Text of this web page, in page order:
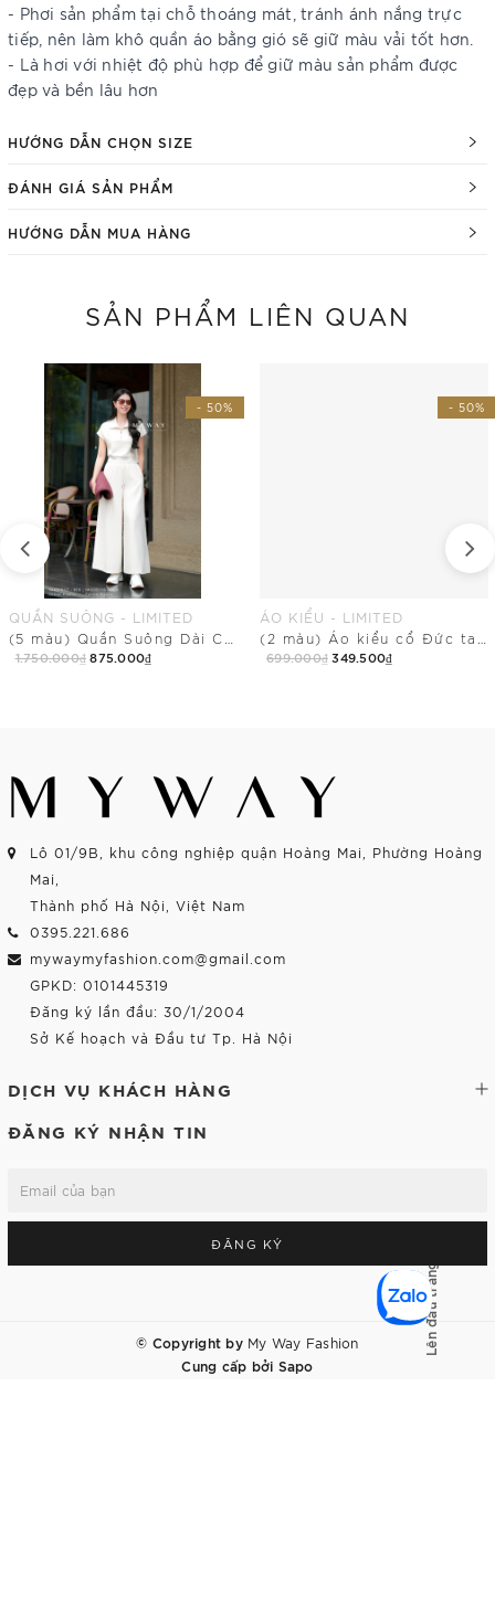
- Phơi sản phẩm tại chỗ thoáng mát, tránh ánh nắng trực
tiếp, nên làm khô quần áo bằng gió sẽ giữ màu vải tốt hơn.
- Là hơi với nhiệt độ phù hợp để giữ màu sản phẩm được
đẹp và bền lâu hơn
HƯỚNG DẪN CHỌN SIZE
ĐÁNH GIÁ SẢN PHẨM
HƯỚNG DẪN MUA HÀNG
SẢN PHẨM LIÊN QUAN
- 50%
QUẦN SUÔNG - LIMITED
1.750.000₫ 875.000₫
- 50%
ÁO KIỂU - LIMITED
699.000₫ 349.500₫
Lô 01/9B, khu công nghiệp quận Hoàng Mai, Phường Hoàng
Mai,
Thành phố Hà Nội, Việt Nam
0395.221.686
mywaymyfashion.com@gmail.com
GPKD: 0101445319
Đăng ký lần đầu: 30/1/2004
Sở Kế hoạch và Đầu tư Tp. Hà Nội
DỊCH VỤ KHÁCH HÀNG
ĐĂNG KÝ NHẬN TIN
ĐĂNG KÝ
© Copyright by My Way Fashion
Cung cấp bởi Sapo
Lên đầu trang